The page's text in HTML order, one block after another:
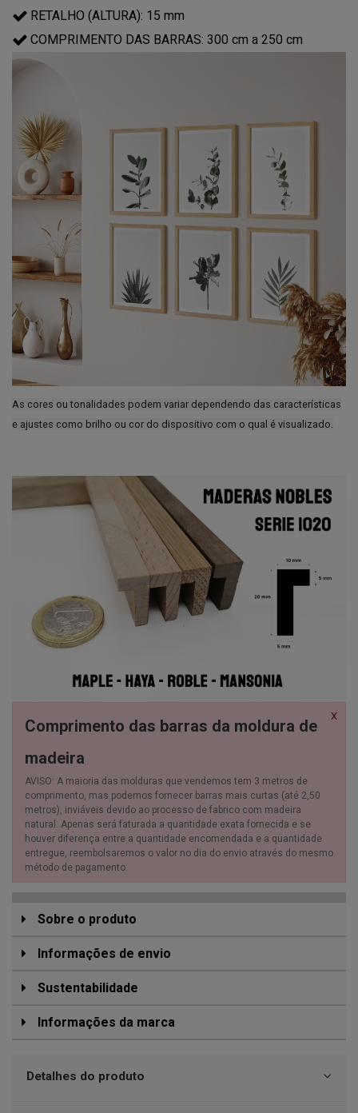
RETALHO (ALTURA): 15 mm
COMPRIMENTO DAS BARRAS: 300 cm a 250 cm
As cores ou tonalidades podem variar dependendo das características
e ajustes como brilho ou cor do dispositivo com o qual é visualizado.
Comprimento das barras da moldura de
madeira
AVISO: A maioria das molduras que vendemos tem 3 metros de
comprimento, mas podemos fornecer barras mais curtas (até 2,50
metros), inviáveis devido ao processo de fabrico com madeira
natural. Apenas será faturada a quantidade exata fornecida e se
houver diferença entre a quantidade encomendada e a quantidade
entregue, reembolsaremos o valor no dia do envio através do mesmo
método de pagamento.
X
Sobre o produto
Informações de envio
Sustentabilidade
Informações da marca
Detalhes do produto